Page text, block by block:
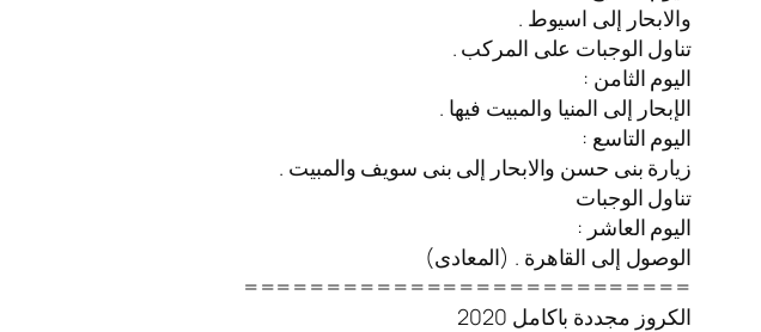
والابحار إلى اسيوط .
تناول الوجبات على المركب .
اليوم الثامن :
الإبحار إلى المنيا والمبيت فيها .
اليوم التاسع :
زيارة بنى حسن والابحار إلى بنى سويف والمبيت .
تناول الوجبات
اليوم العاشر :
الوصول إلى القاهرة . (المعادى)
===========================
الكروز مجددة باكامل 2020